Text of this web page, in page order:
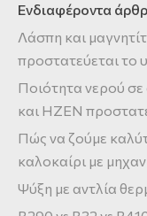
Ενδιαφέροντα
Λάσπη και
προστατεύεται το
Ποιότητα νερού
και HZEN
Πώς να ζούμε
καλοκαίρι με
Ψύξη με αντλία